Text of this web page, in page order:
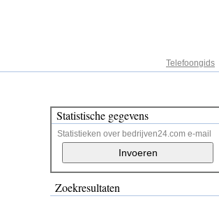
Telefoongids
Statistische gegevens
Statistieken over bedrijven24.com e-mail
Zoekresultaten